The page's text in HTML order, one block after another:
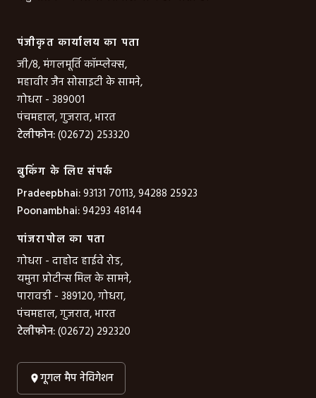
पंजीकृत कार्यालय का पता
जी/8, मंगलमूर्ति कॉम्प्लेक्स,
महावीर जैन सोसाइटी के सामने,
गोधरा - 389001
पंचमहाल, गुजरात, भारत
टेलीफोन:(02672) 253320
बुकिंग के लिए संपर्क
Pradeepbhai:93131 70113, 94288 25923
Poonambhai:94293 48144
पांजरापोल का पता
गोधरा - दाहोद हाईवे रोड,
यमुना प्रोटीन्स मिल के सामने,
पारावडी - 389120, गोधरा,
पंचमहाल, गुजरात, भारत
टेलीफोन:(02672) 292320
गूगल मैप नेविगेशन